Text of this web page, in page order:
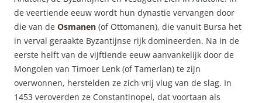
de veertiende eeuw wordt hun dynastie vervangen door
die van de Osmanen (of Ottomanen), die vanuit Bursa het
in verval geraakte Byzantijnse rijk domineerden. Na in de
eerste helft van de vijftiende eeuw aanvankelijk door de
Mongolen van Timoer Lenk (of Tamerlan) te zijn
overwonnen, herstelden ze zich vrij vlug van de slag. In
1453 veroverden ze Constantinopel, dat voortaan als